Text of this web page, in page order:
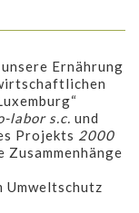
Ernährung
labor s.c. und
Projekts 2000
Umweltschutz